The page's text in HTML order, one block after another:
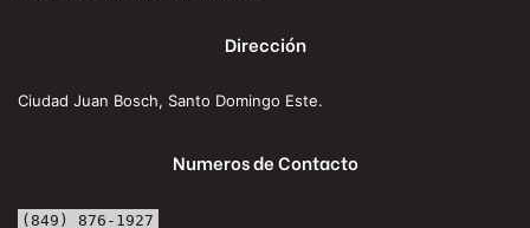
Dirección
Ciudad Juan Bosch, Santo Domingo Este.
Numeros de Contacto
(849) 876-1927